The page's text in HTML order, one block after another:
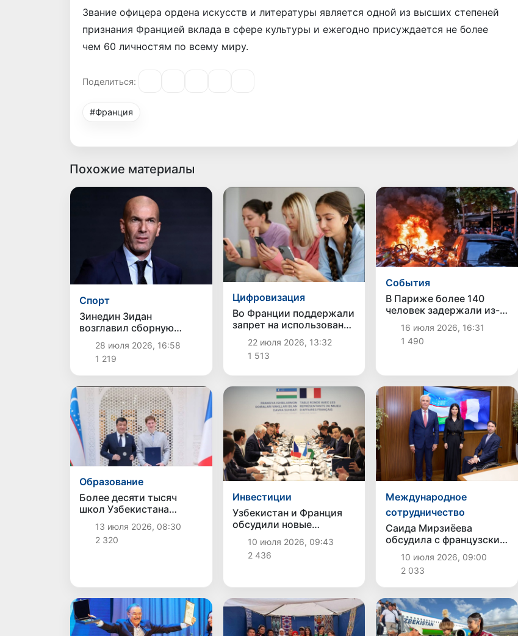
Звание офицера ордена искусств и литературы является одной из высших степеней
признания Францией вклада в сфере культуры и ежегодно присуждается не более
чем 60 личностям по всему миру.
Поделиться:
#Франция
Похожие материалы
Спорт
Зинедин Зидан
возглавил сборную
Франции
28 июля 2026, 16:58
1 219
Цифровизация
Во Франции поддержали
запрет на использование
социальных сетей
детьми младше 15 лет
22 июля 2026, 13:32
1 513
Cобытия
В Париже более 140
человек задержали из-
за беспорядков после
полуфинала ЧМ
16 июля 2026, 16:31
1 490
Образование
Более десяти тысяч
школ Узбекистана
бесплатно подключат к
образовательной
платформе «Canva»
13 июля 2026, 08:30
2 320
Инвестиции
Узбекистан и Франция
обсудили новые
инвестиционные
проекты и расширение
экономического
10 июля 2026, 09:43
2 436
Международное
сотрудничество
Саида Мирзиёева
обсудила с французским
бизнесом расширение
сотрудничества в
ключевых отраслях
10 июля 2026, 09:00
2 033